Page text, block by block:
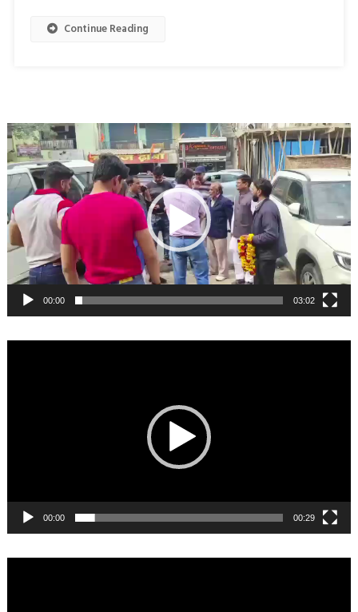
Continue Reading
Video
Player
00:00 03:02
00:00 00:29